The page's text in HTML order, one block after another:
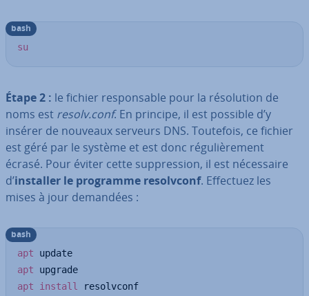
su
bash
Étape 2 : le fichier res­pon­sable pour la ré­so­lu­tion de
noms est resolv.conf. En principe, il est possible d’y
insérer de nouveaux serveurs DNS. Toutefois, ce fichier
est géré par le système et est donc ré­gu­liè­re­ment
écrasé. Pour éviter cette sup­pres­sion, il est né­ces­saire
d’installer le programme re­solv­conf. Effectuez les
mises à jour demandées :
apt
apt
apt
install resolvconf
bash